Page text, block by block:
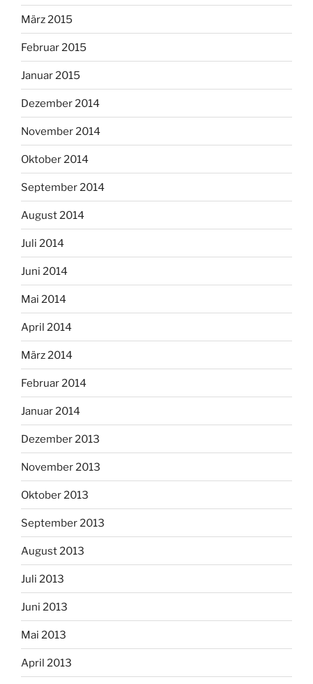
März 2015
Februar 2015
Januar 2015
Dezember 2014
November 2014
Oktober 2014
September 2014
August 2014
Juli 2014
Juni 2014
Mai 2014
April 2014
März 2014
Februar 2014
Januar 2014
Dezember 2013
November 2013
Oktober 2013
September 2013
August 2013
Juli 2013
Juni 2013
Mai 2013
April 2013